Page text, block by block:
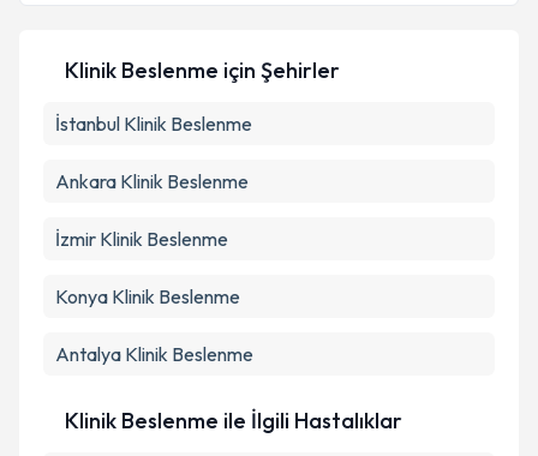
Klinik Beslenme için Şehirler
İstanbul Klinik Beslenme
Ankara Klinik Beslenme
İzmir Klinik Beslenme
Konya Klinik Beslenme
Antalya Klinik Beslenme
Klinik Beslenme ile İlgili Hastalıklar